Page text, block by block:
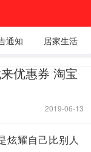
通知 居家生活
优惠券 淘宝
2019-06-13
炫耀自己比别人